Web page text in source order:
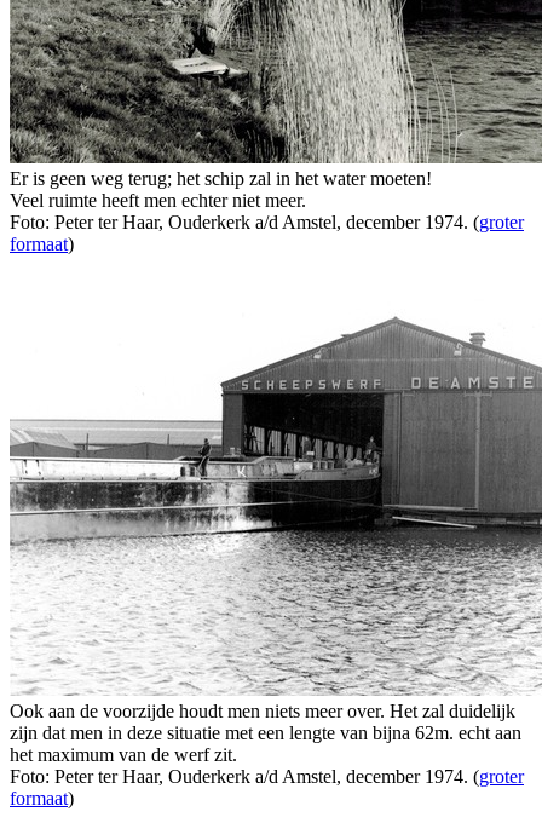
Er is geen weg terug; het schip zal in het water moeten!
Veel ruimte heeft men echter niet meer.
Foto: Peter ter Haar, Ouderkerk a/d Amstel, december 1974. (groter
formaat)
Ook aan de voorzijde houdt men niets meer over. Het zal duidelijk
zijn dat men in deze situatie met een lengte van bijna 62m. echt aan
het maximum van de werf zit.
Foto: Peter ter Haar, Ouderkerk a/d Amstel, december 1974. (groter
formaat)